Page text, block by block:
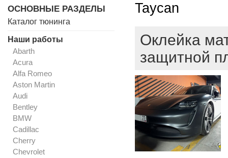
ОСНОВНЫЕ РАЗДЕЛЫ
Каталог тюнинга
Наши работы
Abarth
Acura
Alfa Romeo
Aston Martin
Audi
Bentley
BMW
Cadillac
Cherry
Chevrolet
Taycan
Оклейка
защитной